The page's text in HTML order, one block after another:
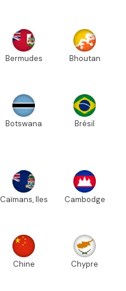
Bermudes Bhoutan
Botswana Brésil
Caïmans, Iles Cambodge
Chine Chypre